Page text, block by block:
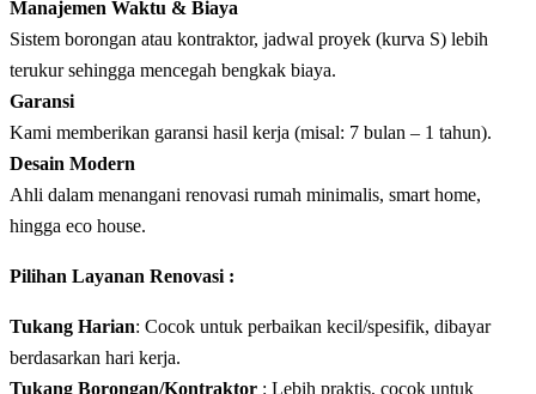
Manajemen Waktu & Biaya
Sistem borongan atau kontraktor, jadwal proyek (kurva S) lebih
terukur sehingga mencegah bengkak biaya.
Garansi
Kami memberikan garansi hasil kerja (misal: 7 bulan – 1 tahun).
Desain Modern
Ahli dalam menangani renovasi rumah minimalis, smart home,
hingga eco house.
Pilihan Layanan Renovasi :
Tukang Harian: Cocok untuk perbaikan kecil/spesifik, dibayar
berdasarkan hari kerja.
Tukang Borongan/Kontraktor : Lebih praktis, cocok untuk